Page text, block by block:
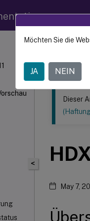
Dieser Inhalt
Linux
<
Dieser
May 7,
Möchten Sie die
JA NEIN